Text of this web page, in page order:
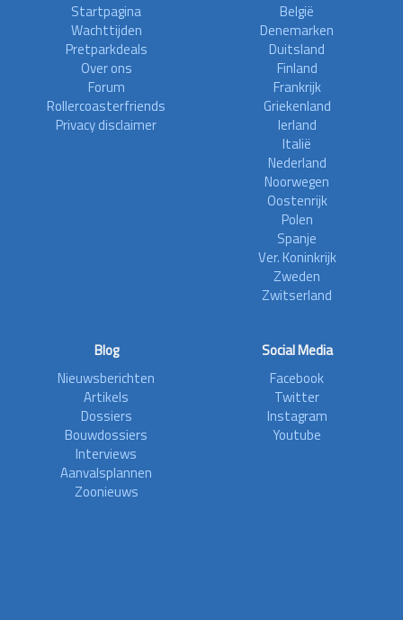
Startpagina
Wachttijden
Pretparkdeals
Over ons
Forum
Rollercoasterfriends
Privacy disclaimer
België
Denemarken
Duitsland
Finland
Frankrijk
Griekenland
Ierland
Italië
Nederland
Noorwegen
Oostenrijk
Polen
Spanje
Ver. Koninkrijk
Zweden
Zwitserland
Blog
Nieuwsberichten
Artikels
Dossiers
Bouwdossiers
Interviews
Aanvalsplannen
Zoonieuws
Social Media
Facebook
Twitter
Instagram
Youtube